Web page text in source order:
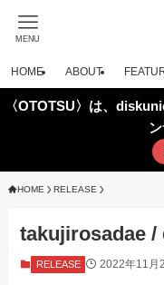
MENU
HOME ABOUT
〈OTOTSU〉は、
HOME RELEASE
takujirosadae
RELEASE 2022年11月